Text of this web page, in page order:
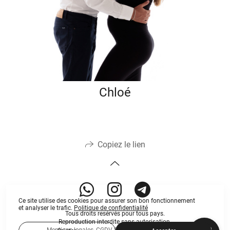
Chloé
Copiez le lien
Tous droits resérvés pour tous pays.
Reproduction interdite sans autorisation.
Ce site utilise des cookies pour assurer son bon fonctionnement
et analyser le trafic. Politique de confidentialité